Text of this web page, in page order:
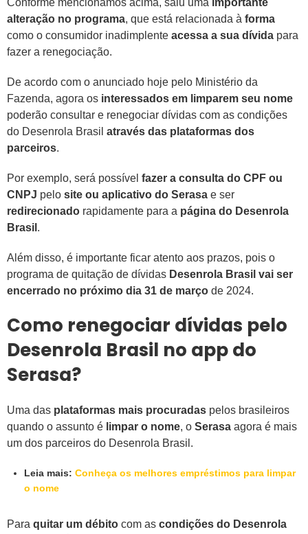
Conforme mencionamos acima, saiu uma importante
alteração no programa, que está relacionada à forma
como o consumidor inadimplente acessa a sua dívida para
fazer a renegociação.
De acordo com o anunciado hoje pelo Ministério da
Fazenda, agora os interessados em limparem seu nome
poderão consultar e renegociar dívidas com as condições
do Desenrola Brasil através das plataformas dos
parceiros.
Por exemplo, será possível fazer a consulta do CPF ou
CNPJ pelo site ou aplicativo do Serasa e ser
redirecionado rapidamente para a página do Desenrola
Brasil .
Além disso, é importante ficar atento aos prazos, pois o
programa de quitação de dívidas Desenrola Brasil vai ser
encerrado no próximo dia 31 de março de 2024.
Como renegociar dívidas pelo
Desenrola Brasil no app do
Serasa?
Uma das plataformas mais procuradas pelos brasileiros
quando o assunto é limpar o nome, o Serasa agora é mais
um dos parceiros do Desenrola Brasil.
Leia mais: Conheça os melhores empréstimos para limpar
o nome
Para quitar um débito com as condições do Desenrola